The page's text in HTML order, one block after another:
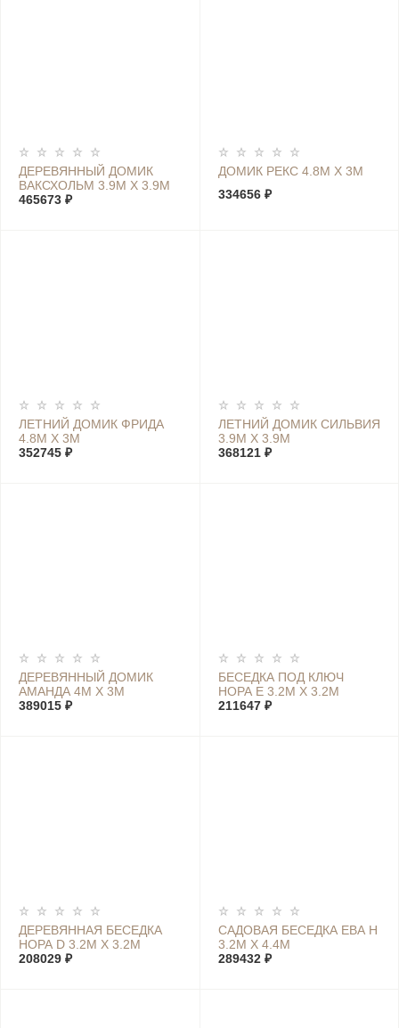
ДЕРЕВЯННЫЙ ДОМИК
ВАКСХОЛЬМ 3.9М Х 3.9М
465673 ₽
ДОМИК РЕКС 4.8М Х 3М
334656 ₽
ЛЕТНИЙ ДОМИК ФРИДА
4.8М Х 3М
352745 ₽
ЛЕТНИЙ ДОМИК СИЛЬВИЯ
3.9М Х 3.9М
368121 ₽
ДЕРЕВЯННЫЙ ДОМИК
АМАНДА 4М Х 3М
389015 ₽
БЕСЕДКА ПОД КЛЮЧ
НОРА Е 3.2М Х 3.2М
211647 ₽
ДЕРЕВЯННАЯ БЕСЕДКА
НОРА D 3.2М Х 3.2М
208029 ₽
САДОВАЯ БЕСЕДКА ЕВА Н
3.2М Х 4.4М
289432 ₽